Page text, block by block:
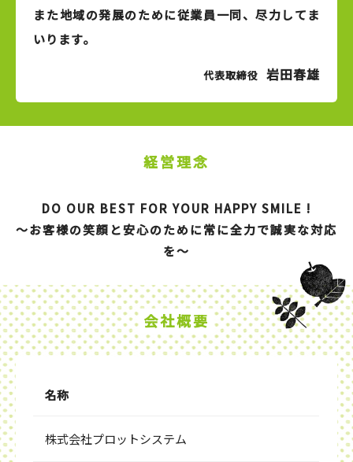
また地域の発展のために従業員一同、尽力してま
いります。
代表取締役 岩田春雄
経営理念
DO OUR BEST FOR YOUR HAPPY SMILE !
〜お客様の笑顔と安心のために常に全力で誠実な対応
を〜
会社概要
名称
株式会社プロットシステム